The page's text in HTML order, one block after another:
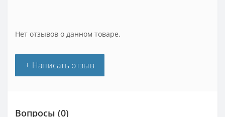
Нет отзывов о данном товаре.
+ Написать отзыв
Вопросы (0)